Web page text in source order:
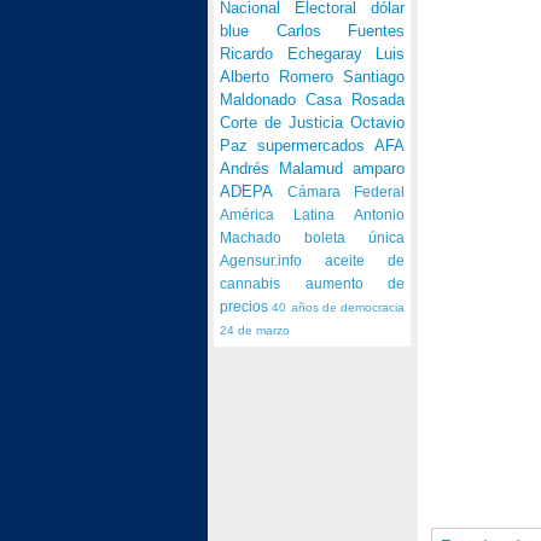
Nacional Electoral dólar
blue Carlos Fuentes
Ricardo Echegaray
Luis
Alberto Romero Santiago
Maldonado Casa Rosada
Corte de Justicia Octavio
Paz supermercados AFA
Andrés Malamud amparo
ADEPA
Cámara Federal
América Latina Antonio
Machado boleta única
Agensur.info aceite de
cannabis aumento de
precios40 años de democracia
24 de marzo